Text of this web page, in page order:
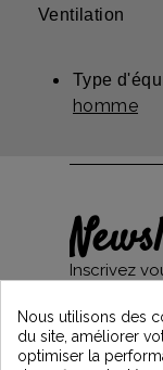
Ventilation
Type
homme
Inscrivez
et restez
Vintage
Nous utilisons des
du site, améliorer
optimiser la